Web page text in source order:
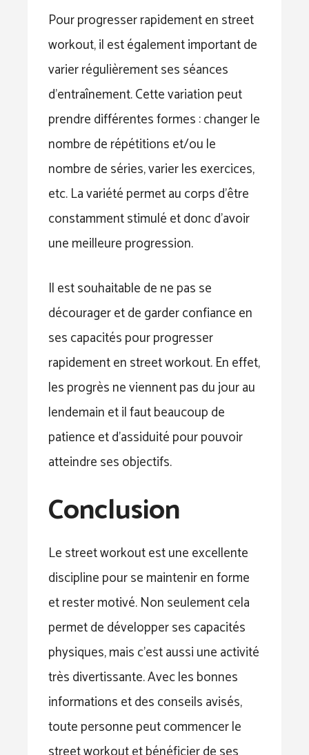
Pour progresser rapidement en street
workout, il est également important de
varier régulièrement ses séances
d’entraînement. Cette variation peut
prendre différentes formes : changer le
nombre de répétitions et/ou le
nombre de séries, varier les exercices,
etc. La variété permet au corps d’être
constamment stimulé et donc d’avoir
une meilleure progression.
Il est souhaitable de ne pas se
décourager et de garder confiance en
ses capacités pour progresser
rapidement en street workout. En effet,
les progrès ne viennent pas du jour au
lendemain et il faut beaucoup de
patience et d’assiduité pour pouvoir
atteindre ses objectifs.
Conclusion
Le street workout est une excellente
discipline pour se maintenir en forme
et rester motivé. Non seulement cela
permet de développer ses capacités
physiques, mais c’est aussi une activité
très divertissante. Avec les bonnes
informations et des conseils avisés,
toute personne peut commencer le